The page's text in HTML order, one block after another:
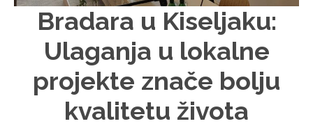
Bradara u Kiseljaku:
Ulaganja u lokalne
projekte znače bolju
kvalitetu života